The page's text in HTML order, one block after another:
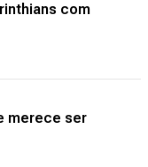
com
merece ser